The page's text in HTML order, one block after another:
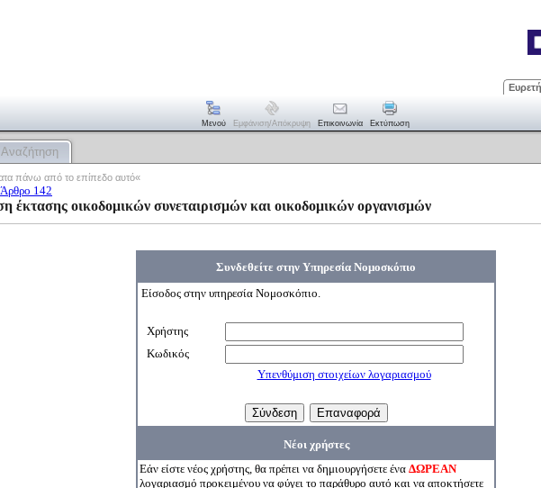
Μενού Εμφάνιση/απόκρυψη Επικοινωνία Εκτύπωση
Αναζήτηση